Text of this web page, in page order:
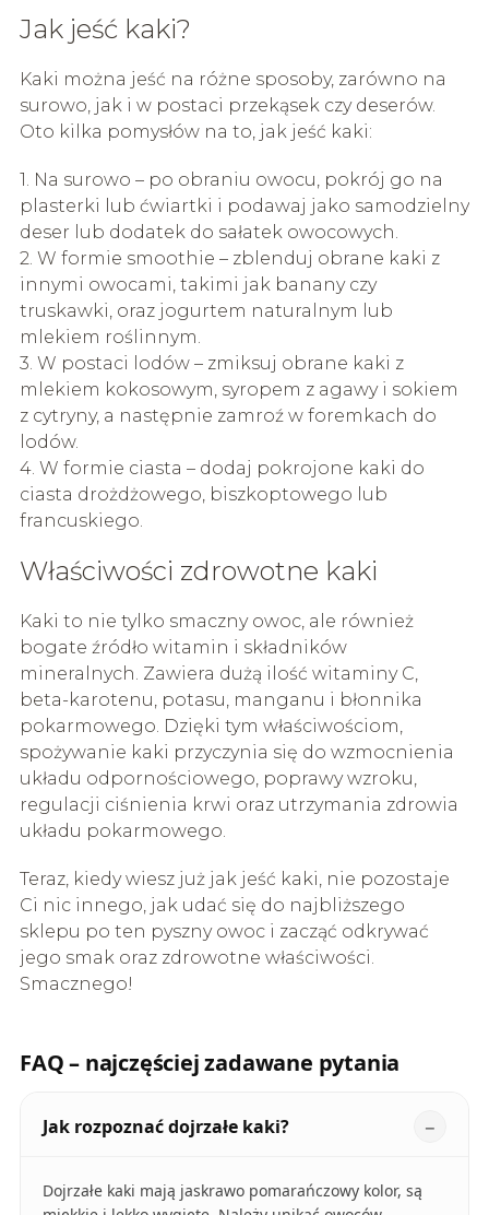
Jak jeść kaki?
Kaki można jeść na różne sposoby, zarówno na
surowo, jak i w postaci przekąsek czy deserów.
Oto kilka pomysłów na to, jak jeść kaki:
1. Na surowo – po obraniu owocu, pokrój go na
plasterki lub ćwiartki i podawaj jako samodzielny
deser lub dodatek do sałatek owocowych.
2. W formie smoothie – zblenduj obrane kaki z
innymi owocami, takimi jak banany czy
truskawki, oraz jogurtem naturalnym lub
mlekiem roślinnym.
3. W postaci lodów – zmiksuj obrane kaki z
mlekiem kokosowym, syropem z agawy i sokiem
z cytryny, a następnie zamroź w foremkach do
lodów.
4. W formie ciasta – dodaj pokrojone kaki do
ciasta drożdżowego, biszkoptowego lub
francuskiego.
Właściwości zdrowotne kaki
Kaki to nie tylko smaczny owoc, ale również
bogate źródło witamin i składników
mineralnych. Zawiera dużą ilość witaminy C,
beta-karotenu, potasu, manganu i błonnika
pokarmowego. Dzięki tym właściwościom,
spożywanie kaki przyczynia się do wzmocnienia
układu odpornościowego, poprawy wzroku,
regulacji ciśnienia krwi oraz utrzymania zdrowia
układu pokarmowego.
Teraz, kiedy wiesz już jak jeść kaki, nie pozostaje
Ci nic innego, jak udać się do najbliższego
sklepu po ten pyszny owoc i zacząć odkrywać
jego smak oraz zdrowotne właściwości.
Smacznego!
FAQ – najczęściej zadawane pytania
Jak rozpoznać dojrzałe kaki?
Dojrzałe kaki mają jaskrawo pomarańczowy kolor, są